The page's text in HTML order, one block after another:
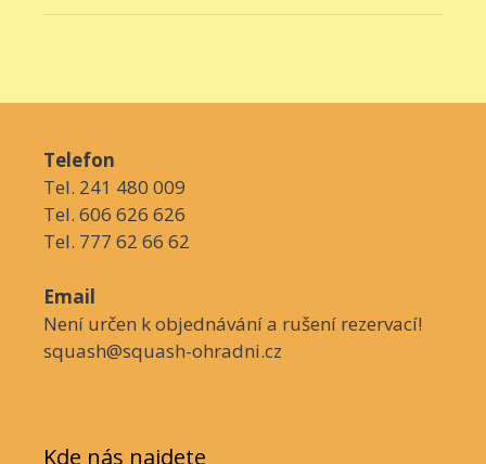
Telefon
Tel. 241 480 009
Tel. 606 626 626
Tel. 777 62 66 62
Email
Není určen k objednávání a rušení rezervací!
squash@squash-ohradni.cz
Kde nás najdete